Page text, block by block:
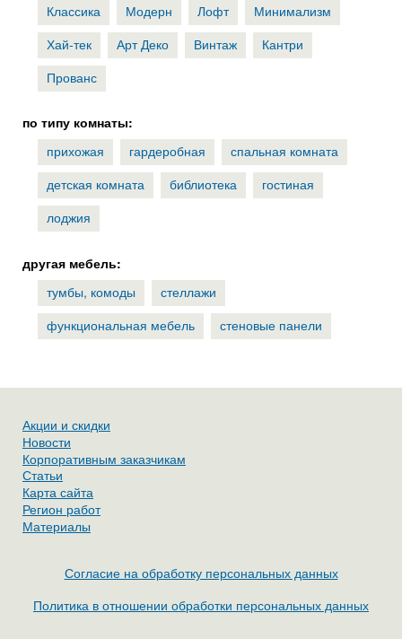
Классика
Модерн Лофт
Минимализм
Хай-тек
Арт Деко Винтаж
Кантри
Прованс
по типу комнаты:
прихожая
гардеробная
спальная комната
детская комната
библиотека
гостиная
лоджия
другая мебель:
тумбы, комоды
стеллажи
функциональная мебель
стеновые панели
Акции и скидки
Новости
Корпоративным заказчикам
Статьи
Карта сайта
Регион работ
Материалы
Согласие на обработку персональных данных
Политика в отношении обработки персональных данных